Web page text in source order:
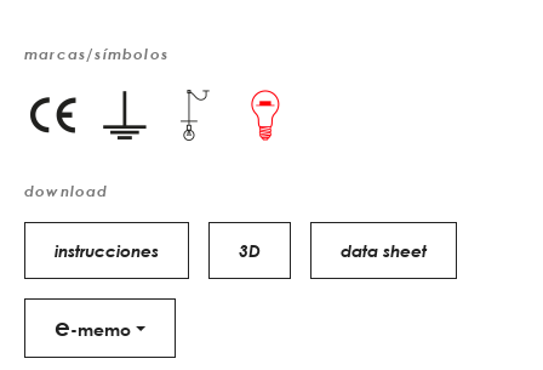
marcas/símbolos
download
instrucciones 3D data sheet
e-memo